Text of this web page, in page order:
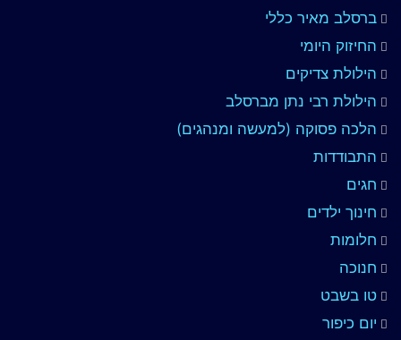
ברסלב מאיר כללי
החיזוק היומי
הילולת צדיקים
הילולת רבי נתן מברסלב
הלכה פסוקה (למעשה ומנהגים)
התבודדות
חגים
חינוך ילדים
חלומות
חנוכה
טו בשבט
יום כיפור